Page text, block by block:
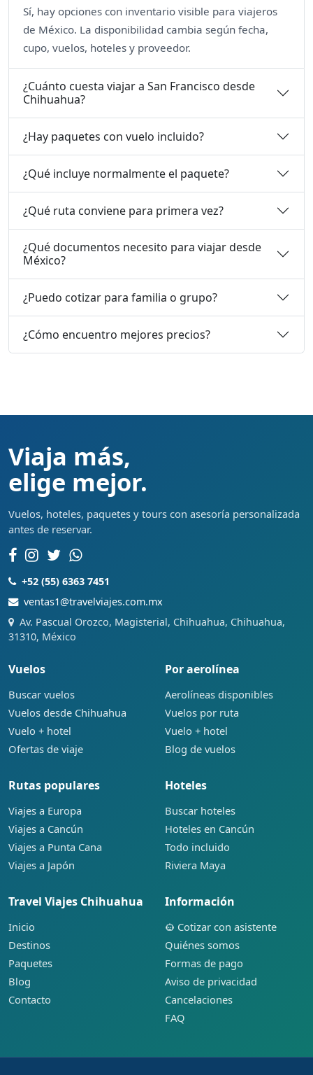
Sí, hay opciones con inventario visible para viajeros
de México. La disponibilidad cambia según fecha,
cupo, vuelos, hoteles y proveedor.
¿Cuánto cuesta viajar a San Francisco desde
Chihuahua?
¿Hay paquetes con vuelo incluido?
¿Qué incluye normalmente el paquete?
¿Qué ruta conviene para primera vez?
¿Qué documentos necesito para viajar desde
México?
¿Puedo cotizar para familia o grupo?
¿Cómo encuentro mejores precios?
Viaja más,
elige mejor.
Vuelos, hoteles, paquetes y tours con asesoría personalizada
antes de reservar.
+52 (55) 6363 7451
ventas1@travelviajes.com.mx
Av. Pascual Orozco, Magisterial, Chihuahua, Chihuahua,
31310, México
Vuelos
Buscar vuelos
Vuelos desde Chihuahua
Vuelo + hotel
Ofertas de viaje
Por aerolínea
Aerolíneas disponibles
Vuelos por ruta
Vuelo + hotel
Blog de vuelos
Rutas populares
Viajes a Europa
Viajes a Cancún
Viajes a Punta Cana
Viajes a Japón
Hoteles
Buscar hoteles
Hoteles en Cancún
Todo incluido
Riviera Maya
Travel Viajes Chihuahua
Inicio
Destinos
Paquetes
Blog
Contacto
Información
Cotizar con asistente
Quiénes somos
Formas de pago
Aviso de privacidad
Cancelaciones
FAQ